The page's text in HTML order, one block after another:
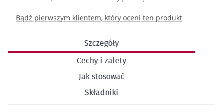
Bądź pierwszym klientem, który oceni ten produkt
Szczegóły
Cechy i zalety
Jak stosować
Składniki